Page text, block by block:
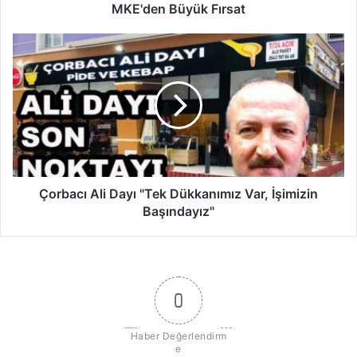
F
ı
r
s
a
t
MKE'den Büyük Fırsat
Ç
o
r
b
a
c
ı
A
l
Çorbacı Ali Dayı "Tek Dükkanımız Var, İşimizin
Başındayız"
0
Haber Değerlendirm
e